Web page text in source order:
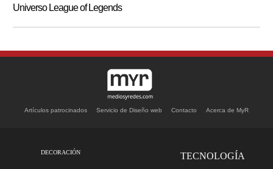
Universo League of Legends
Artículos patrocinados Servicio de Diseño web Contacto Acerca de MyR
DECORACIÓN TECNOLOGÍA